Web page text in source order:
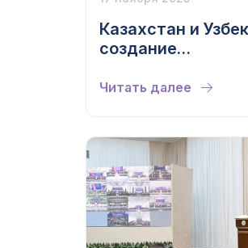
Казахстан и
создание
Читать далее